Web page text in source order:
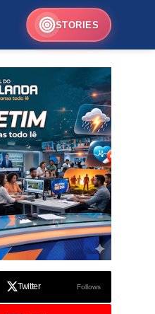
STORIES
Twitter Follows